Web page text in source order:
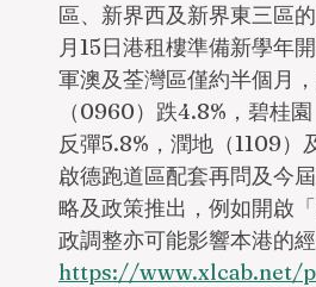
區、新界西及新界東三區
月15日港租樓準備新學年
軍澳及荃灣區僅約半個月
（0960）跌4.8%，碧桂
反彈5.8%，潤地（1109
啟德跑道區配套再問及今
略及政策推出，例如開啟
政調整亦可能影響本港的經
https://www.xlcab.net/